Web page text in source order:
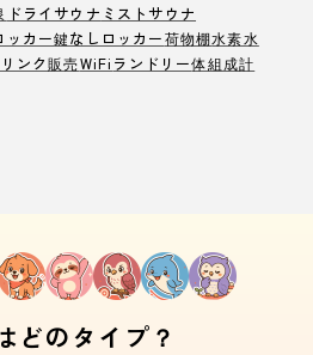
ドライサウナ ミストサウナ
ッカー鍵なしロッカー荷物棚水素水
ンク販売WiFi ランドリー体組成計
どのタイプ？